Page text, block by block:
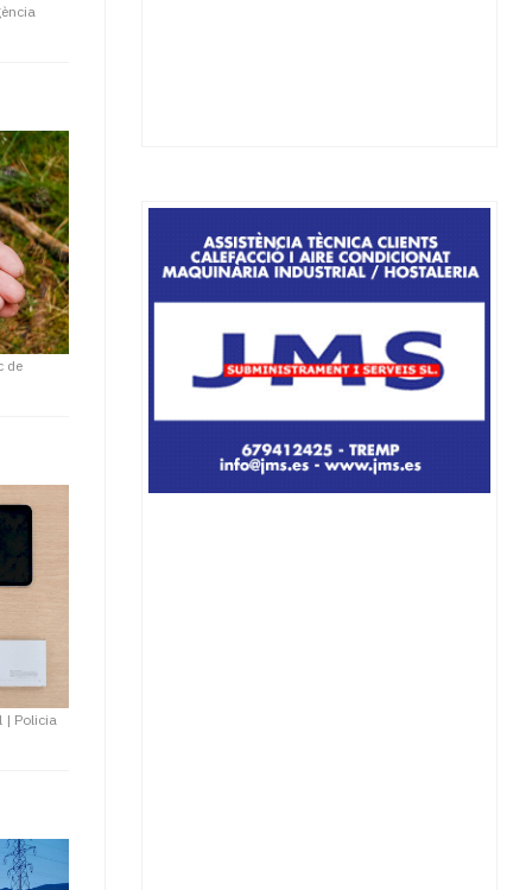
de
| Policia